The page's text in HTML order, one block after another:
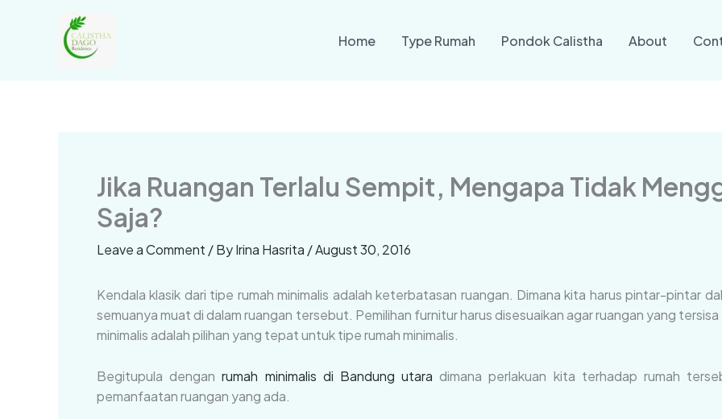
Home Type Rumah Pondok Calistha About
Jika Ruangan Terlalu Sempit, Mengapa Tidak
Saja?
Leave a Comment / ByIrina Hasrita /August 30, 2016
Kendala klasik dari tipe rumah minimalis adalah keterbatasan ruangan. Dimana kita harus pintar-pintar
semuanya muat di dalam ruangan tersebut. Pemilihan furnitur harus disesuaikan agar ruangan yang
minimalis adalah pilihan yang tepat untuk tipe rumah minimalis.
Begitupula denganrumah minimalis di Bandung utara dimana perlakuan kita terhadap rumah
pemanfaatan ruangan yang ada.